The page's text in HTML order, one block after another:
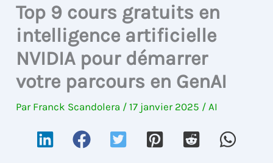
Top 9 cours gratuits en
intelligence artificielle
NVIDIA pour démarrer
votre parcours en GenAI
Par Franck Scandolera /17 janvier 2025 / AI